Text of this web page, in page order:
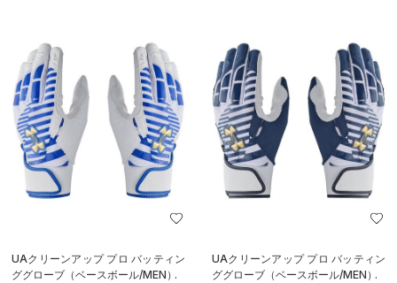
UAクリーンアップ プロ バッティン
ググローブ（ベースボール/MEN）
UAクリーンアップ プロ バッティン
ググローブ（ベースボール/MEN）